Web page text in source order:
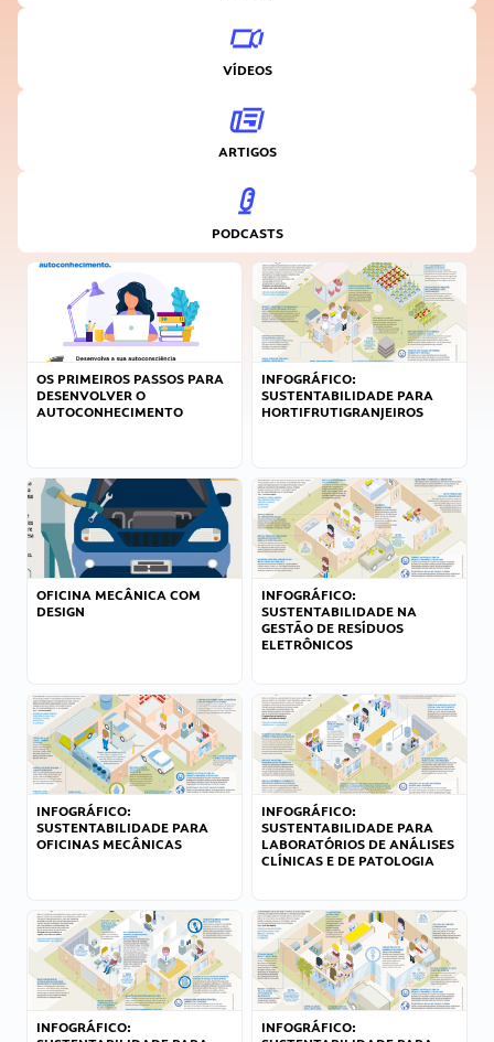
VÍDEOS
ARTIGOS
PODCASTS
OS PRIMEIROS PASSOS PARA
DESENVOLVER O
AUTOCONHECIMENTO
INFOGRÁFICO:
SUSTENTABILIDADE PARA
HORTIFRUTIGRANJEIROS
OFICINA MECÂNICA COM
DESIGN
INFOGRÁFICO:
SUSTENTABILIDADE NA
GESTÃO DE RESÍDUOS
ELETRÔNICOS
INFOGRÁFICO:
SUSTENTABILIDADE PARA
OFICINAS MECÂNICAS
INFOGRÁFICO:
SUSTENTABILIDADE PARA
LABORATÓRIOS DE ANÁLISES
CLÍNICAS E DE PATOLOGIA
INFOGRÁFICO:
INFOGRÁFICO: